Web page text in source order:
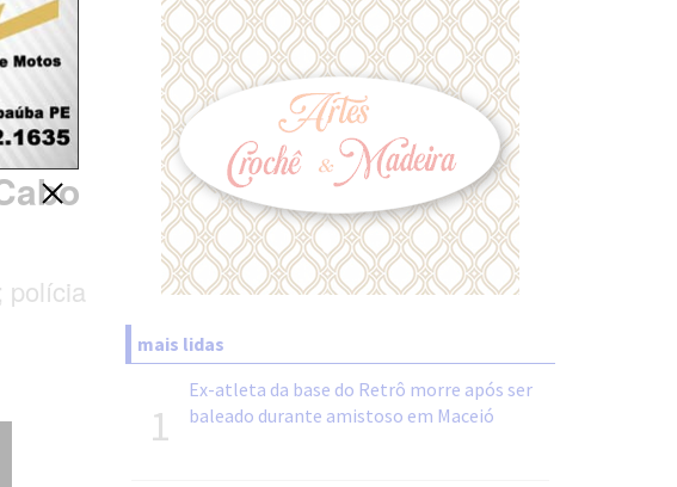
polícia
mais lidas
1
Ex-atleta da base do Retrô morre após ser
baleado durante amistoso em Maceió